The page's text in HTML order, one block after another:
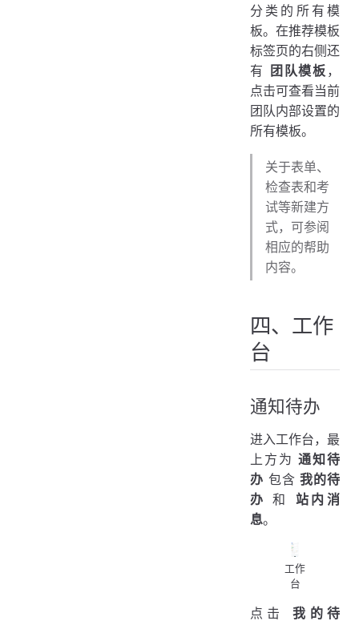
分类的所有模
板。在推荐模板
标签页的右侧还
有
团队模板 ，
点击可查看当前
团队内部设置的
所有模板。
关于表单、
检查表和考
试等新建方
式，可参阅
相应的帮助
内容。
四、工作
台
通知待办
进入工作台，最
上方为通知待
办 包含我的待
办 和 站内消
息。
工作
台
点击我的待